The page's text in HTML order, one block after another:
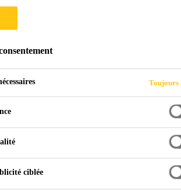
polyuréthane monocomposante,
une bonne adhérence sur de
et durable de plaques de plâtre
dans le sol car elle est résistante et
sur de nombreux matériaux de
à l'humidité et imputrescible à l'état durci
thermique
Toujours
ciblée